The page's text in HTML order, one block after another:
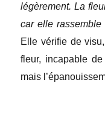
légèrement. La
car elle
Elle vérifie de
fleur, incapable
mais